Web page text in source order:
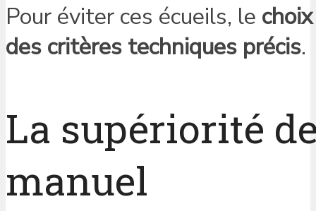
Pour éviter ces écueils, le
des critères techniques précis.
La supériorité
manuel